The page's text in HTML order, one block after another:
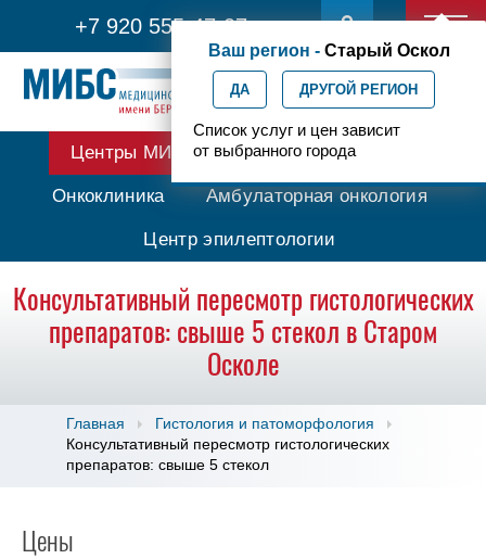
+7 920 555-47-07
Ваш регион - Старый Оскол
ДА ДРУГОЙ РЕГИОН
Список услуг и цен зависит
от выбранного города
Центры МИБС Протонная терапия
Онкоклиника Амбулаторная онкология
Центр эпилептологии
Консультативный пересмотр гистологических
препаратов: свыше 5 стекол в Старом
Осколе
Главная
Гистология и патоморфология
Консультативный пересмотр гистологических
препаратов: свыше 5 стекол
Цены